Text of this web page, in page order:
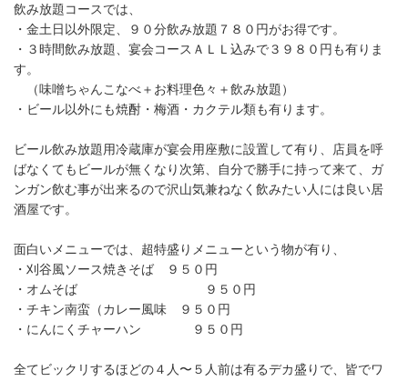
飲み放題コースでは、
・金土日以外限定、９０分飲み放題７８０円がお得です。
・３時間飲み放題、宴会コースＡＬＬ込みで３９８０円も有りま
す。
（味噌ちゃんこなべ＋お料理色々＋飲み放題）
・ビール以外にも焼酎・梅酒・カクテル類も有ります。
ビール飲み放題用冷蔵庫が宴会用座敷に設置して有り、店員を呼
ばなくてもビールが無くなり次第、自分で勝手に持って来て、ガ
ンガン飲む事が出来るので沢山気兼ねなく飲みたい人には良い居
酒屋です。
面白いメニューでは、超特盛りメニューという物が有り、
・刈谷風ソース焼きそば ９５０円
・オムそば ９５０円
・チキン南蛮（カレー風味 ９５０円
・にんにくチャーハン ９５０円
全てビックリするほどの４人〜５人前は有るデカ盛りで、皆でワ